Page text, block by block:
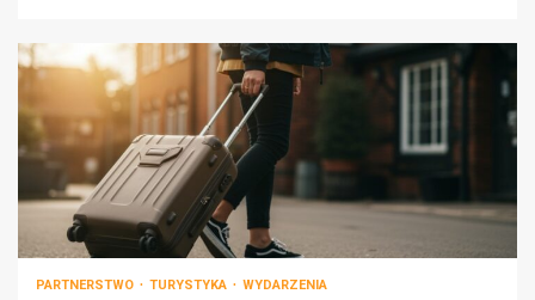
PARTNERSTWO TURYSTYKA WYDARZENIA